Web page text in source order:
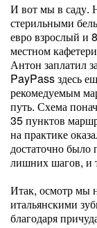
И вот мы в саду.
стерильными
евро взрослый и
местном
Антон заплатил
PayPass здесь
рекомедуемым
путь. Схема
35 пунктов
на практике
достаточно было
лишних шагов, и
Итак, осмотр мы
итальянскими
благодаря